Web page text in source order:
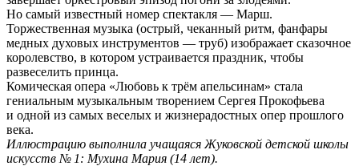
Но самый известный номер спектакля — Марш.
Торжественная музыка (острый, чеканный ритм, фанфары
медных духовых инструментов — труб) изображает сказочное
королевство, в котором устраивается праздник, чтобы
развеселить принца.
Комическая опера «Любовь к трём апельсинам» стала
гениальным музыкальным творением Сергея Прокофьева
и одной из самых веселых и жизнерадостных опер прошлого
века.
Иллюстрацию выполнила учащаяся Жуковской детской школы
искусств № 1: Мухина Мария (14 лет).